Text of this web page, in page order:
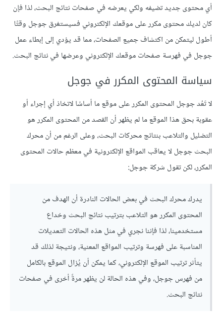
أي محتوى جديد تضيفه ولكي يعرضه في صفحات نتائج البحث، لذا فإن
كان لديك محتوى مكرر على موقعك الإلكتروني فسيستغرق جوجل وقتًا
أطول ليتمكن من اكتشاف جميع الصفحات، مما قد يؤدي إلى إبطاء عمل
جوجل في فهرسة صفحات موقعك الإلكتروني وعرضها في نتائج البحث.
سياسة المحتوى المكرر في جوجل
لا تَعُد جوجل المحتوى المكرر على موقع ما أساسًا لاتخاذ أي إجراء أو
عقوبة بحق هذا الموقع ما لم يظهر أن القصد من المحتوى المكرر هو
التضليل والتلاعب بنتائج محركات البحث، وعلى الرغم من أن محرك
البحث جوجل لا يعاقب المواقع الإلكترونية في معظم حالات المحتوى
المكرر، لكن تقول شركة جوجل:
يدرك محرك البحث في بعض الحالات النادرة أن الهدف من
المحتوى المكرر هو التلاعب بترتيب نتائج البحث وخداع
مستخدمينا، لذا فإننا نجري في مثل هذه الحالات التعديلات
المناسبة على فهرسة وترتيب المواقع المعنية، ونتيجة لذلك قد
يتأثر ترتيب الموقع الإلكتروني، كما يمكن أن يُزال الموقع بالكامل
من فهرس جوجل، وفي هذه الحالة لن يظهر مرةً أخرى في صفحات
نتائج البحث.